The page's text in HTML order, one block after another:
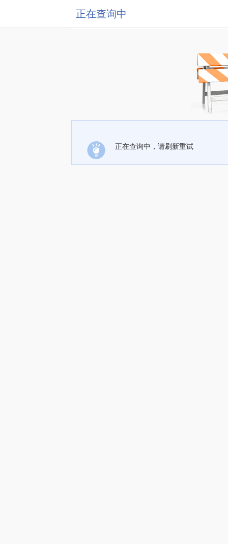
正在查询中
正在查询中，请刷新重试